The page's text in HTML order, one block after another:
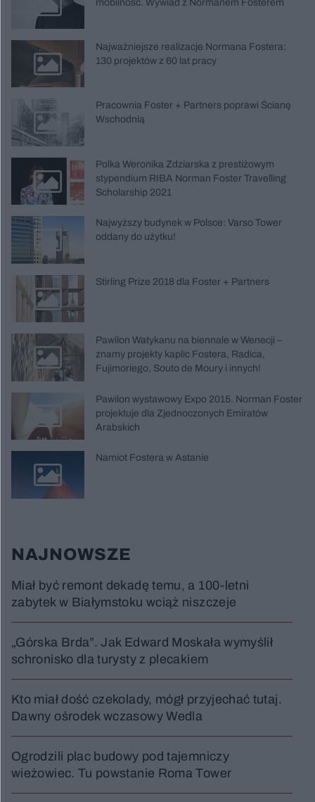
mobilność. Wywiad z Normanem Fosterem
Najważniejsze realizacje Normana Fostera:
130 projektów z 60 lat pracy
Pracownia Foster + Partners poprawi Ścianę
Wschodnią
Polka Weronika Zdziarska z prestiżowym
stypendium RIBA Norman Foster Travelling
Scholarship 2021
Najwyższy budynek w Polsce: Varso Tower
oddany do użytku!
Stirling Prize 2018 dla Foster + Partners
Pawilon Watykanu na biennale w Wenecji –
znamy projekty kaplic Fostera, Radica,
Fujimoriego, Souto de Moury i innych!
Pawilon wystawowy Expo 2015. Norman Foster
projektuje dla Zjednoczonych Emiratów
Arabskich
Namiot Fostera w Astanie
NAJNOWSZE
Miał być remont dekadę temu, a 100-letni
zabytek w Białymstoku wciąż niszczeje
„Górska Brda”. Jak Edward Moskała wymyślił
schronisko dla turysty z plecakiem
Kto miał dość czekolady, mógł przyjechać tutaj.
Dawny ośrodek wczasowy Wedla
Ogrodzili plac budowy pod tajemniczy
wieżowiec. Tu powstanie Roma Tower